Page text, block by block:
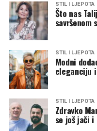
STIL I LJEPOTA
Što nas
savršenom
STIL I LJEPOTA
Modni
eleganciju
STIL I LJEPOTA
Zdravko
se još jači i